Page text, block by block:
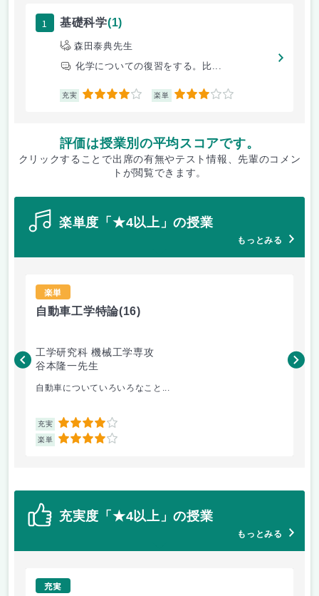
1 基礎科学(1)
森田泰典先生
化学についての復習をする。比...
充実 4 楽単 3
評価は授業別の平均スコアです。
クリックすることで出席の有無やテスト情報、先輩のコメン
トが閲覧できます。
楽単度「★4以上」の授業
もっとみる
楽単
自動車工学特論(16)
工学研究科 機械工学専攻
谷本隆一先生
自動車についていろいろなこと...
充実 4
楽単 4
松
充実度「★4以上」の授業
もっとみる
充実